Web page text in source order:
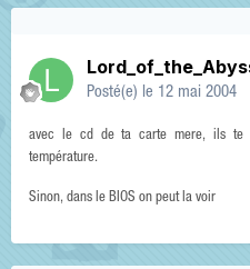
Posté(e) le 12 mai 2004
avec le cd de ta carte mere, ils te
température.
Sinon, dans le BIOS on peut la voir